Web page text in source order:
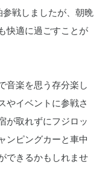
戦しましたが、朝晩
快適に過ごすことが
音楽を思う存分楽し
やイベントに参戦さ
が取れずにフジロッ
ンピングカーと車中
できるかもしれませ